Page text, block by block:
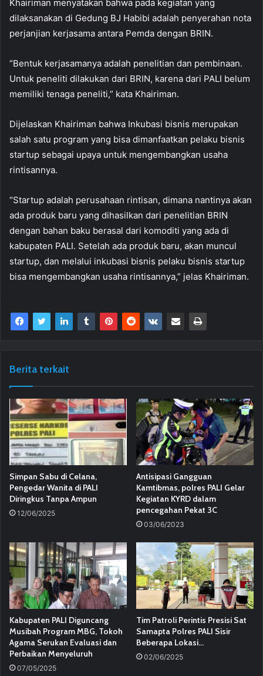
Khairiman menyatakan bahwa pada kegiatan yang
dilaksanakan di Gedung BJ Habibi adalah penyerahan nota
perjanjian kerjasama antara Pemda dengan BRIN.
“Bentuk kerjasamanya adalah penelitian dan pembinaan.
Untuk peneliti dilakukan dari BRIN, karena dari PALI belum
memiliki tenaga peneliti,” kata Khairiman.
Dijelaskan Khairiman bahwa Inkubasi bisnis merupakan
salah satu program yang bisa dimanfaatkan pelaku bisnis
startup sebagai upaya untuk mengembangkan usaha
rintisannya.
“Startup adalah perusahaan rintisan, dimana nantinya akan
ada produk baru yang dihasilkan dari penelitian BRIN
dengan bahan baku berasal dari komoditi yang ada di
kabupaten PALI. Setelah ada produk baru, akan muncul
startup, dan melalui inkubasi bisnis pelaku bisnis startup
bisa mengembangkan usaha rintisannya,” jelas Khairiman.
Berita terkait
Simpan Sabu di Celana,
Pengedar Wanita di PALI
Diringkus Tanpa Ampun
12/06/2025
Antisipasi Gangguan
Kamtibmas, polres PALI Gelar
Kegiatan KYRD dalam
pencegahan Pekat 3C
03/06/2023
Kabupaten PALI Diguncang
Musibah Program MBG, Tokoh
Agama Serukan Evaluasi dan
Perbaikan Menyeluruh
07/05/2025
Tim Patroli Perintis Presisi Sat
Samapta Polres PALI Sisir
Beberapa Lokasi…
02/06/2025